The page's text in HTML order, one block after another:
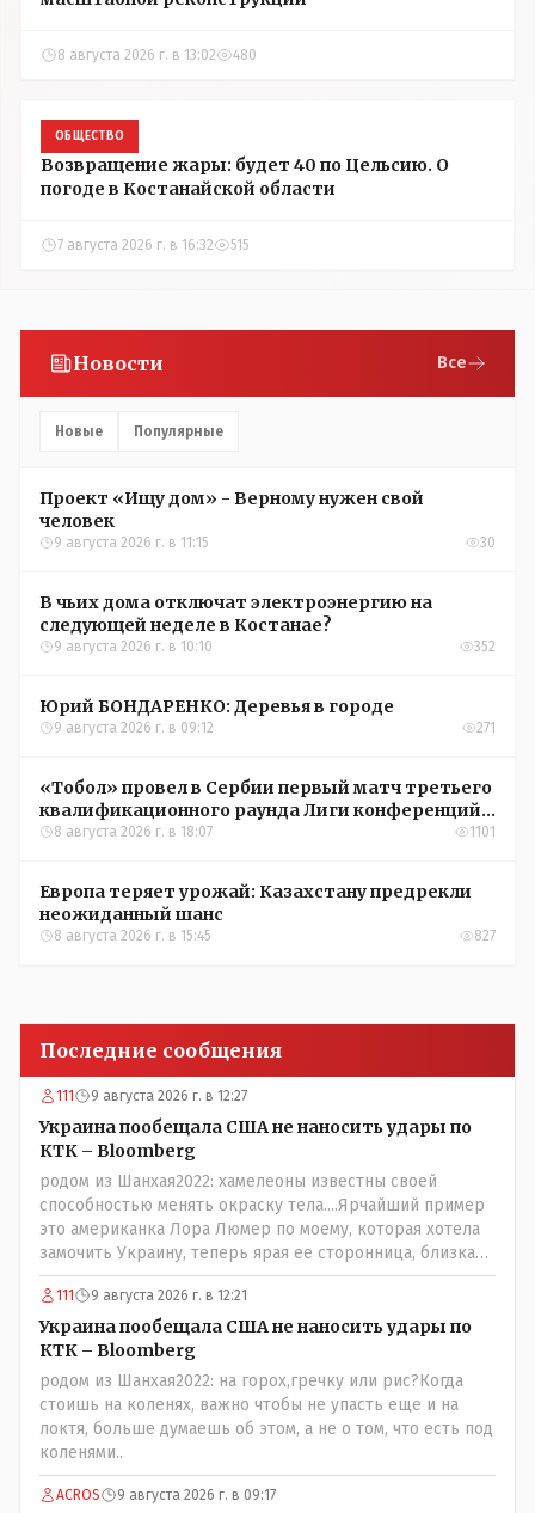
8 августа 2026 г. в 13:02 480
ОБЩЕСТВО
Возвращение жары: будет 40 по Цельсию. О
погоде в Костанайской области
7 августа 2026 г. в 16:32 515
Новости Все
Новые Популярные
Проект «Ищу дом» - Верному нужен свой
человек
9 августа 2026 г. в 11:15 30
В чьих дома отключат электроэнергию на
следующей неделе в Костанае?
9 августа 2026 г. в 10:10 352
Юрий БОНДАРЕНКО: Деревья в городе
9 августа 2026 г. в 09:12 271
«Тобол» провел в Сербии первый матч третьего
квалификационного раунда Лиги конференций
УЕФА
8 августа 2026 г. в 18:07 1101
Европа теряет урожай: Казахстану предрекли
неожиданный шанс
8 августа 2026 г. в 15:45 827
Последние сообщения
111 9 августа 2026 г. в 12:27
Украина пообещала США не наносить удары по
КТК – Bloomberg
родом из Шанхая2022: хамелеоны известны своей
способностью менять окраску тела....Ярчайший пример
это американка Лора Люмер по моему, которая хотела
замочить Украину, теперь ярая ее сторонница, близкая
к Трампу. Ну и западные страны тем более, которые
предоставляли Зеленскому убежище, чтоб он бежал и
которые развернулись потом на 180 или 360 градусов,
посмотрев на того, как он не сдался, но ты же там сам
живешь и многое знаешь о тех, на кого работаешь.. Это
просто прагматизм и ничего личного. Победим мы, они
встанут под нас и наоборот и все это понимают..
111 9 августа 2026 г. в 12:21
Украина пообещала США не наносить удары по
КТК – Bloomberg
родом из Шанхая2022: на горох,гречку или рис?Когда
стоишь на коленях, важно чтобы не упасть еще и на
локтя, больше думаешь об этом, а не о том, что есть под
коленями..
ACROS 9 августа 2026 г. в 09:17